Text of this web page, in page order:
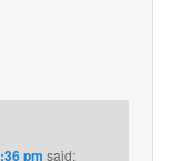
pm said: